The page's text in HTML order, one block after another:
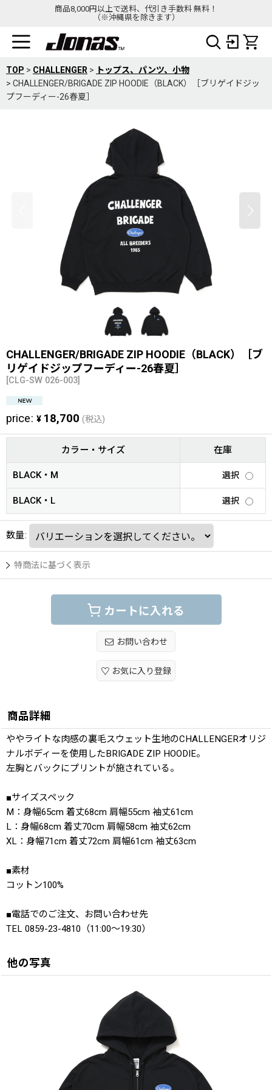
商品8,000円以上で送料、代引き手数料 無料！
（※沖縄県を除きます）
TOP > CHALLENGER >
トップス、パンツ、小物
> CHALLENGER/BRIGADE ZIP HOODIE（BLACK）［ブリゲイドジッ
プフーディー-26春夏］
CHALLENGER/BRIGADE ZIP HOODIE（BLACK）［ブ
リゲイドジップフーディー-26春夏］
[CLG-SW 026-003]
price: ¥ 18,700 (税込)
カラー・サイズ 在庫
BLACK・M 選択
BLACK・L 選択
数量:
特商法に基づく表示
カートに入れる
お問い合わせ
お気に入り登録
商品詳細
ややライトな肉感の裏毛スウェット生地のCHALLENGERオリジ
ナルボディーを使用したBRIGADE ZIP HOODIE。
左胸とバックにプリントが施されている。
■サイズスペック
M：身幅65cm 着丈68cm 肩幅55cm 袖丈61cm
L：身幅68cm 着丈70cm 肩幅58cm 袖丈62cm
XL：身幅71cm 着丈72cm 肩幅61cm 袖丈63cm
■素材
コットン100%
■電話でのご注文、お問い合わせ先
TEL 0859-23-4810（11:00〜19:30）
他の写真